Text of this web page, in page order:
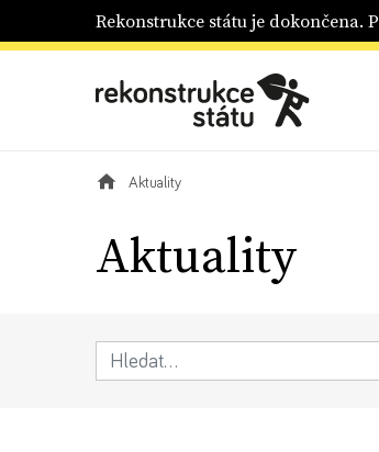
Rekonstrukce státu je dokončena.
Aktuality
Aktuality